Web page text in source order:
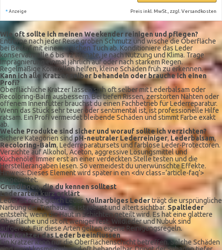
* Anzeige Preis inkl. MwSt., zzgl. Versandkosten
Wie oft sollte ich meinen Weekender reinigen und pflegen?
Entferne nach jeder Reise groben Schmutz und wische die Oberfläche
bei Bedarf mit einem weichen Tuch ab. Konditioniere das Leder
konservativ alle 6 bis 12 Monate, je nach Nutzung und Klima. Trage
Imprägnierung einmal jährlich auf oder nach starkem Regen.
Regelmäßige Kontrollen helfen, kleine Schäden früh zu erkennen.
Kann ich alle Kratzer selber behandeln oder brauche ich einen
Profi?
Oberflächliche Kratzer lassen sich oft selber mit Lederbalsam oder
Recoloring-Balm ausbessern. Bei tiefen Rissen, zerstörten Nähten oder
offenem Innenfutter brauchst du einen Fachbetrieb für Lederreparatur.
Wenn das Stück sehr teuer oder sentimental ist, ist professionelle Hilfe
ratsam. Ein Profi vermeidet bleibende Schäden und stimmt Farbe exakt
ab.
Welche Produkte sind sicher und worauf sollte ich verzichten?
Sichere Kategorien sind pH-neutraler Lederreiniger, Lederbalsam,
Recoloring-Balm, Lederreparatursets und farblose Leder-Protectoren.
Verzichte auf Alkohol, Aceton, aggressive Lösungsmittel und
Küchenöle. Immer erst an einer verdeckten Stelle testen und die
Herstellerangaben lesen. So vermeidest du unerwünschte Effekte.
Hinweis: Dieses Element wird später in ein <div class=’article-faq‘>
eingebettet.
Grundlagen, die du kennen solltest
Lederarten kurz erklärt
Leder ist nicht gleich Leder.Vollnarbiges Lederträgt die ursprüngliche
Narbung der Tierhaut. Es ist robust und altert sichtbar. Spaltleder
entsteht, wenn die Haut in Schichten geteilt wird. Es hat eine glattere
Oberfläche und ist oft weniger fest. Wildleder und Nubuk sind
aufgeraut. Für diese Arten gelten eigene Reinigungsregeln.
Wie Kratzer das Leder beeinflussen
Ein Kratzer kann nur die Oberflächenschicht betreffen. Solche Schäden